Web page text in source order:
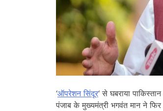
‘ऑपरेशन सिंदूर‘ से घबराया
पंजाब के मुख्यमंत्री भगवंत मान ने फिर